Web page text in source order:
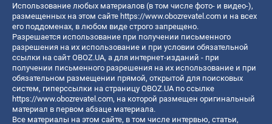
Использование любых материалов (в том числе фото- и видео-),
размещенных на этом сайте https://www.obozrevatel.com и на всех
его поддоменах, в любом виде строго запрещено.
Разрешается использование при получении письменного
разрешения на их использование и при условии обязательной
ссылки на сайт OBOZ.UA, а для интернет-изданий - при
получении письменного разрешения на их использование и при
обязательном размещении прямой, открытой для поисковых
систем, гиперссылки на страницу OBOZ.UA по ссылке
https://www.obozrevatel.com, на которой размещен оригинальный
материал в первом абзаце материала.
Все материалы на этом сайте, в том числе интервью, статьи,